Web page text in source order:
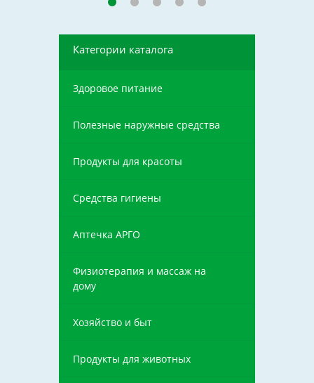
Категории каталога
Здоровое питание
Полезные наружные средства
Продукты для красоты
Средства гигиены
Аптечка АРГО
Физиотерапия и массаж на
дому
Хозяйство и быт
Продукты для животных